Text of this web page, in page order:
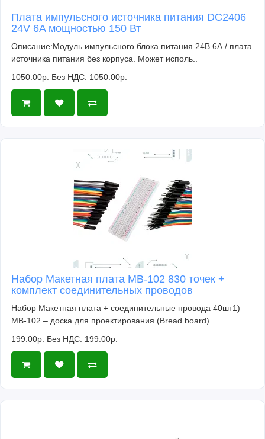
Плата импульсного источника питания DC2406
24V 6A мощностью 150 Вт
Описание:Модуль импульсного блока питания 24В 6А / плата
источника питания без корпуса. Может исполь..
1050.00р. Без НДС: 1050.00р.
Набор Макетная плата MB-102 830 точек +
комплект соединительных проводов
Набор Макетная плата + соединительные провода 40шт1)
MB-102 – доска для проектирования (Bread board)..
199.00р. Без НДС: 199.00р.